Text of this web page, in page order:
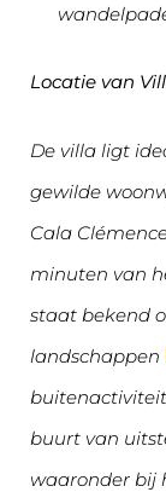
Locatie van
De villa ligt
gewilde
Cala
minuten van
staat bekend
landschappen
buurt van
waaronder bij